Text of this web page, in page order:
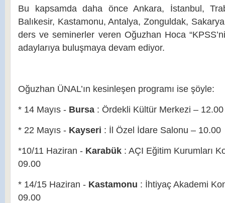
Bu kapsamda daha önce Ankara, İstanbul,
Balıkesir, Kastamonu, Antalya, Zonguldak,
ders ve seminerler veren Oğuzhan Hoca
adaylarıya buluşmaya devam ediyor.
Oğuzhan ÜNAL’ın kesinleşen programı ise şöyle:
* 14 Mayıs - Bursa : Ördekli Kültür Merkezi – 12.00
* 22 Mayıs - Kayseri : İl Özel İdare Salonu – 10.00
*10/11 Haziran - Karabük : AÇI Eğitim Kurumları
09.00
* 14/15 Haziran - Kastamonu : İhtiyaç Akademi
09.00